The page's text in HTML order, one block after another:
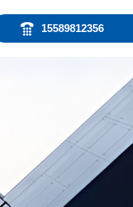
15589812356